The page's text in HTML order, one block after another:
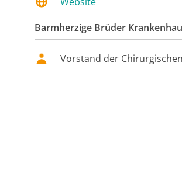
Barmherzige Brüder
Vorstand der